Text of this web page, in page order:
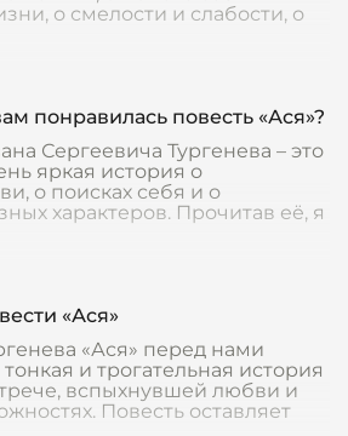
о смелости и слабости, о
понравилась повесть «Ася»?
Сергеевича Тургенева – это
яркая история о
о поисках себя и о
характеров. Прочитав её, я
«Ася»
«Ася» перед нами
и трогательная история
вспыхнувшей любви и
Повесть оставляет